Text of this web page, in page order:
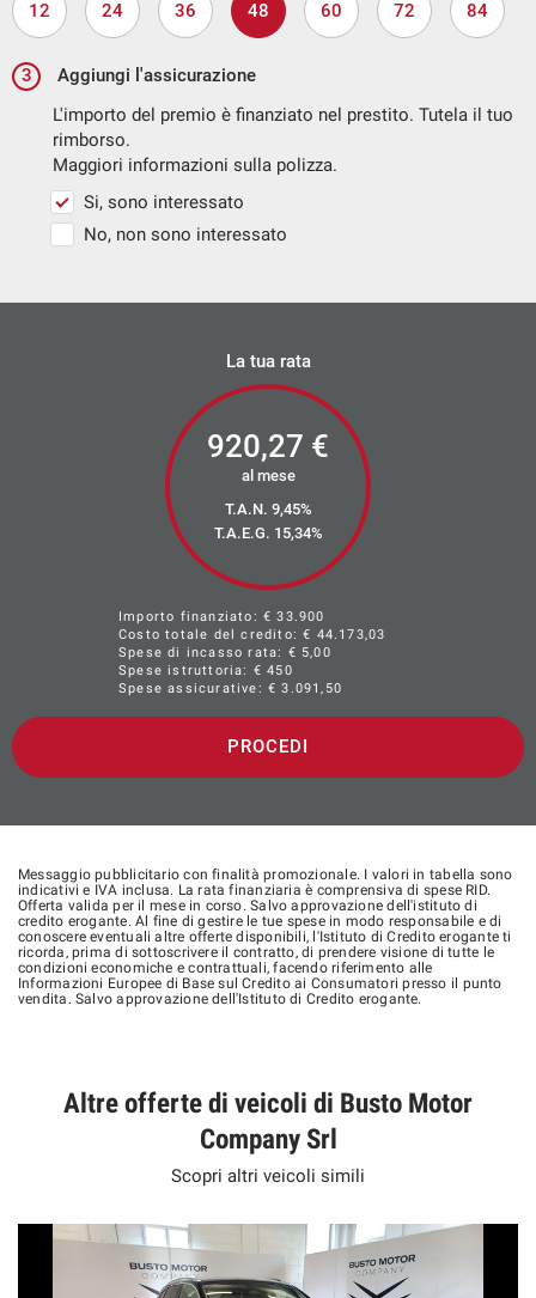
antirollio
Specchietti ripiegabili elettricamente
Specchietto di cortesia illuminato per conducente e
passeggero
Specchietto retrovisore int. elettrocromico
Specifiche SUV
Tergicristallo con sensore pioggia
Verniciatura colore nero
12 24 36 48 60 72 84
3
Aggiungi l'assicurazione
L'importo del premio è finanziato nel prestito. Tutela il tuo
rimborso.
Maggiori informazioni sulla polizza.
Si, sono interessato
No, non sono interessato
La tua rata
920,27 €
al mese
T.A.N. 9,45%
T.A.E.G. 15,34%
Importo finanziato: €33.900
Costo totale del credito: € 44.173,03
Spese di incasso rata: € 5,00
Spese istruttoria: € 450
Spese assicurative: €3.091,50
PROCEDI
Messaggio pubblicitario con finalità promozionale. I valori in tabella sono
indicativi e IVA inclusa. La rata finanziaria è comprensiva di spese RID.
Offerta valida per il mese in corso. Salvo approvazione dell'istituto di
credito erogante. Al fine di gestire le tue spese in modo responsabile e di
conoscere eventuali altre offerte disponibili, l'Istituto di Credito erogante ti
ricorda, prima di sottoscrivere il contratto, di prendere visione di tutte le
condizioni economiche e contrattuali, facendo riferimento alle
Informazioni Europee di Base sul Credito ai Consumatori presso il punto
vendita. Salvo approvazione dell'Istituto di Credito erogante.
Altre offerte di veicoli di Busto Motor
Company Srl
Scopri altri veicoli simili